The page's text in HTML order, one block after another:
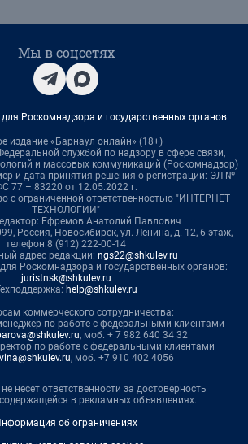
Мы в соцсетях
Роскомнадзора и государственных органов
издание «Барнаул онлайн» (18+)
службой по надзору в сфере связи,
и массовых коммуникаций (Роскомнадзор)
и дата принятия решения о регистрации: ЭЛ №
77 – 83220 от 12.05.2022 г.
с ограниченной ответственностью "ИНТЕРНЕТ
ТЕХНОЛОГИИ"
Ефремов Анатолий Павлович
Россия, Новосибирск, ул. Ленина, д. 12, 6 этаж,
телефон 8 (912) 222-00-14
адрес редакции: ngs22@shkulev.ru
Роскомнадзора и государственных органов:
juristnsk@shkulev.ru
help@shkulev.ru
коммерческого сотрудничества:
по работе с федеральными клиентами
, моб. + 7 982 640 34 32
по работе с федеральными клиентами
, моб. +7 910 402 4056
несет ответственности за достоверность
в рекламных объявлениях.
об ограничениях